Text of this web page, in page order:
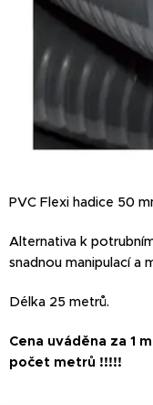
PVC Flexi hadice 50
Alternativa k
snadnou manipulací a
Délka 25 metrů.
Cena uváděna za 1
počet metrů !!!!!